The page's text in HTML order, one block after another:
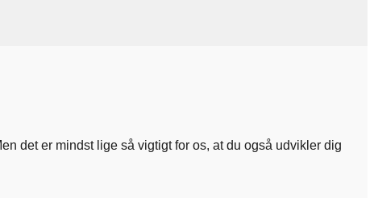
det er mindst lige så vigtigt for os, at du også udvikler dig